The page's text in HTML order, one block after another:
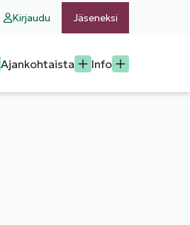
Kirjaudu Jäseneksi
Ajankohtaista Info